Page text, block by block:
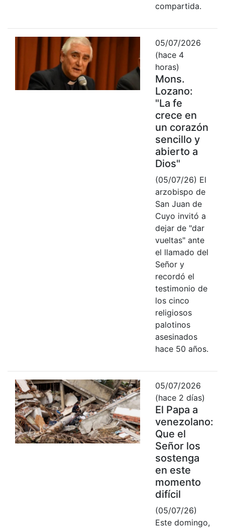
compartida.
05/07/2026
(hace 4
horas)
Mons.
Lozano:
"La fe
crece en
un corazón
sencillo y
abierto a
Dios"
(05/07/26) El
arzobispo de
San Juan de
Cuyo invitó a
dejar de "dar
vueltas" ante
el llamado del
Señor y
recordó el
testimonio de
los cinco
religiosos
palotinos
asesinados
hace 50 años.
05/07/2026
(hace 2 días)
El Papa a
venezolano:
Que el
Señor los
sostenga
en este
momento
difícil
(05/07/26)
Este domingo,